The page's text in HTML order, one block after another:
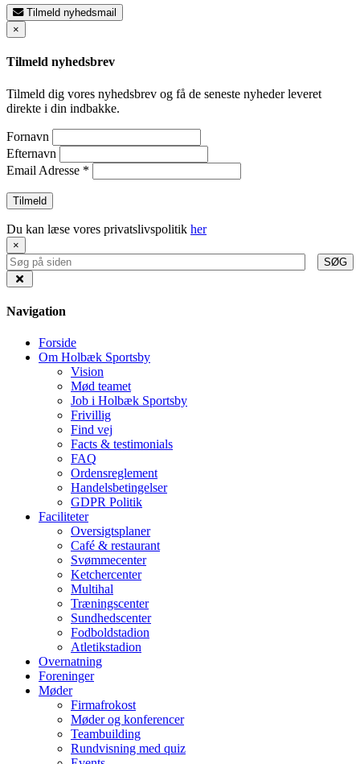
Tilmeld nyhedsmail
×
Tilmeld nyhedsbrev
Tilmeld dig vores nyhedsbrev og få de seneste nyheder leveret
direkte i din indbakke.
Fornavn
Efternavn
Email Adresse *
Du kan læse vores privatslivspolitik her
×
SØG
Navigation
Forside
Om Holbæk Sportsby
Vision
Mød teamet
Job i Holbæk Sportsby
Frivillig
Find vej
Facts & testimonials
FAQ
Ordensreglement
Handelsbetingelser
GDPR Politik
Faciliteter
Oversigtsplaner
Café & restaurant
Svømmecenter
Ketchercenter
Multihal
Træningscenter
Sundhedscenter
Fodboldstadion
Atletikstadion
Overnatning
Foreninger
Møder
Firmafrokost
Møder og konferencer
Teambuilding
Rundvisning med quiz